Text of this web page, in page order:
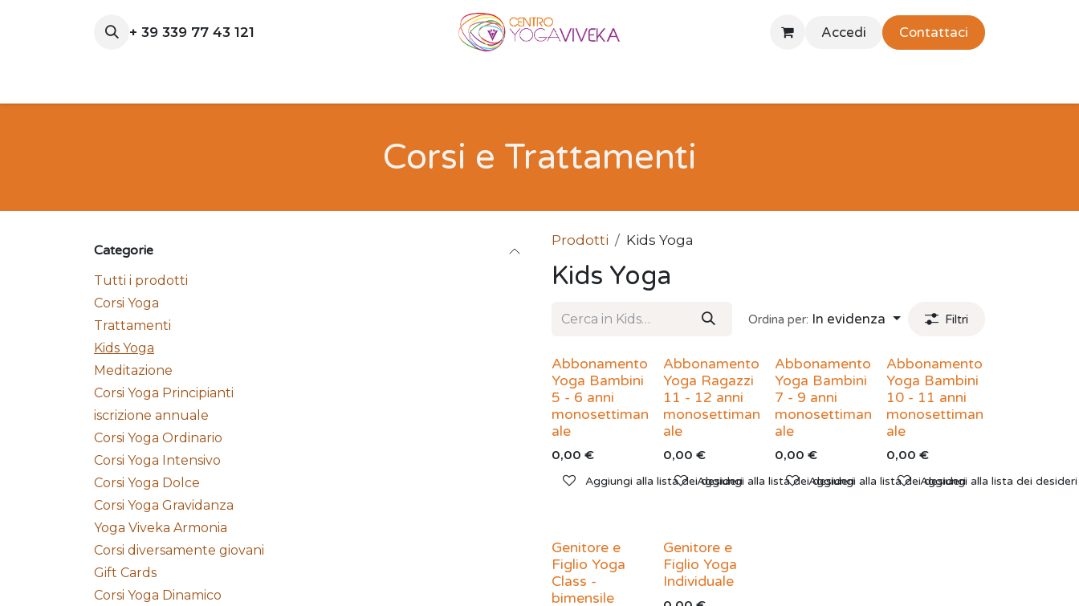
+ 39 339 77 43 121
Accedi Contattaci
Corsi e Trattamenti
Categorie
Tutti i prodotti
Corsi Yoga
Trattamenti
Kids Yoga
Meditazione
Corsi Yoga Principianti
iscrizione annuale
Corsi Yoga Ordinario
Corsi Yoga Intensivo
Corsi Yoga Dolce
Corsi Yoga Gravidanza
Yoga Viveka Armonia
Corsi diversamente giovani
Gift Cards
Corsi Yoga Dinamico
Prodotti Kids Yoga
Kids Yoga
Ordina per: In evidenza Filtri
Abbonamento
Yoga Bambini
5 - 6 anni
monosettiman
ale
0,00 €
Aggiungi alla lista dei desideri
Abbonamento
Yoga Ragazzi
11 - 12 anni
monosettiman
ale
0,00 €
Aggiungi alla lista dei desideri
Abbonamento
Yoga Bambini
7 - 9 anni
monosettiman
ale
0,00 €
Aggiungi alla lista dei desideri
Abbonamento
Yoga Bambini
10 - 11 anni
monosettiman
ale
0,00 €
Aggiungi alla lista dei desideri
Genitore e
Figlio Yoga
Class -
bimensile
Genitore e
Figlio Yoga
Individuale